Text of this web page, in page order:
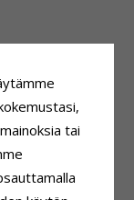
Noin 5 Viikkoa
tai